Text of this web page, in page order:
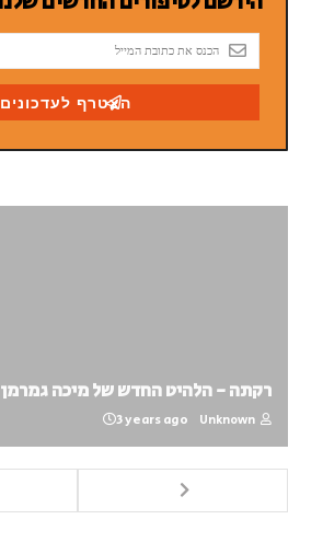
רקתה - הלהיט החדש של מיכה גמרמן
Unknown
3 years ago